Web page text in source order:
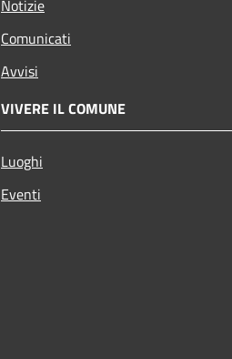
Notizie
Comunicati
Avvisi
VIVERE IL COMUNE
Luoghi
Eventi